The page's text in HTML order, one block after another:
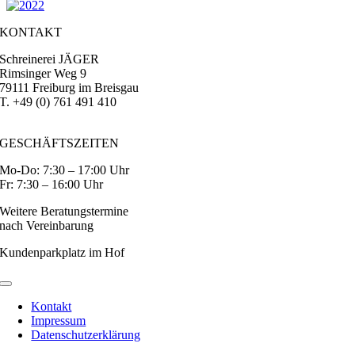
KONTAKT
Schreinerei JÄGER
Rimsinger Weg 9
79111 Freiburg im Breisgau
T. +49 (0) 761 491 410
GESCHÄFTSZEITEN
Mo-Do: 7:30 – 17:00 Uhr
Fr: 7:30 – 16:00 Uhr
Weitere Beratungstermine
nach Vereinbarung
Kundenparkplatz im Hof
Toggle
NavigationKontakt
Impressum
Datenschutzerklärung